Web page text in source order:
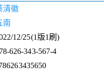
清徽
南
12/25(1版1刷)
626-343-567-4